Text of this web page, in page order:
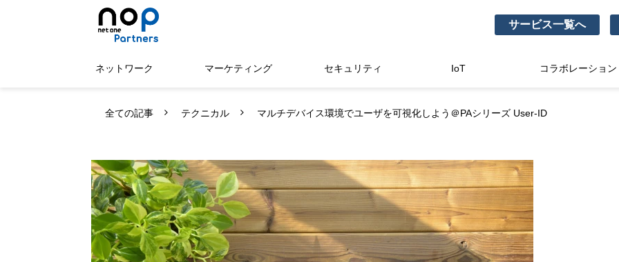
サービス一覧へ
ネットワーク マーケティング セキュリティ IoT コラボレーション
全ての記事 テクニカル マルチデバイス環境でユーザを可視化しよう＠PAシリーズ User-ID